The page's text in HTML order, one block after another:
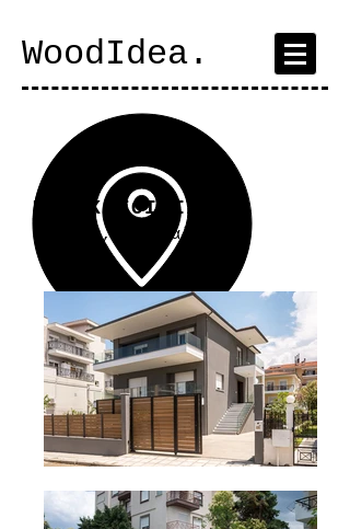
WoodΙdea.
ΜΟΝΟΚΑΤΟΙΚΙΑ
Περαία, Θεσσαλονίκη